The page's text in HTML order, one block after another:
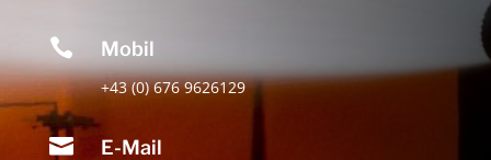
 Mobil
+43 (0) 676 9626129
 E-Mail